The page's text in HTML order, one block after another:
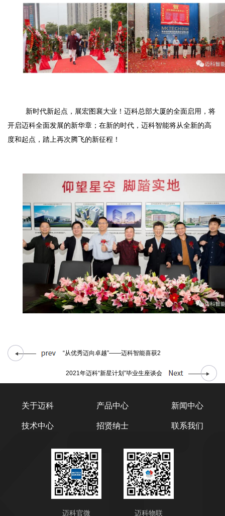
新时代新起点，展宏图襄大业！迈科总部大厦的全面启用，将
开启迈科全面发展的新华章；在新的时代，迈科智能将从全新的高
度和起点，踏上再次腾飞的新征程！
“从优秀迈向卓越”——迈科智能喜获2
2021年迈科“新星计划”毕业生座谈会
关于迈科 产品中心 新闻中心
技术中心 招贤纳士 联系我们
迈科官微 迈科物联